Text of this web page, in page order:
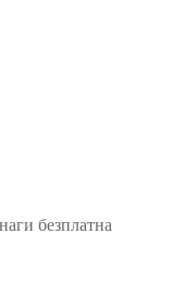
безплатна